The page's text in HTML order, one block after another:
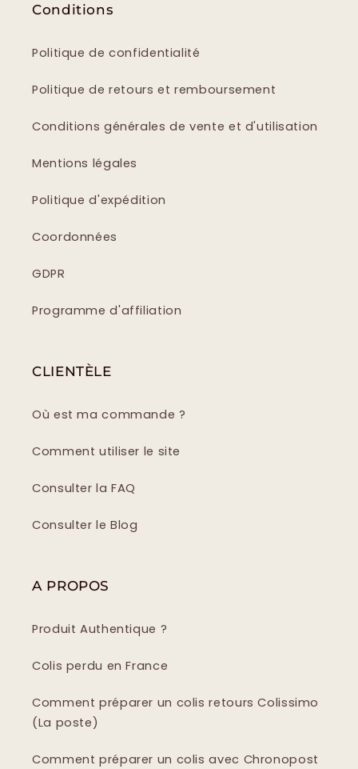
Conditions
Politique de confidentialité
Politique de retours et remboursement
Conditions générales de vente et d'utilisation
Mentions légales
Politique d'expédition
Coordonnées
GDPR
Programme d'affiliation
CLIENTÈLE
Où est ma commande ?
Comment utiliser le site
Consulter la FAQ
Consulter le Blog
A PROPOS
Produit Authentique ?
Colis perdu en France
Comment préparer un colis retours Colissimo
(La poste)
Comment préparer un colis avec Chronopost